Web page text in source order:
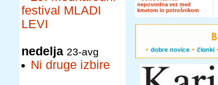
festival MLADI
LEVI
nedelja 23-avg
Ni druge izbire
neposredna vez med
kmetom in potrošnikom